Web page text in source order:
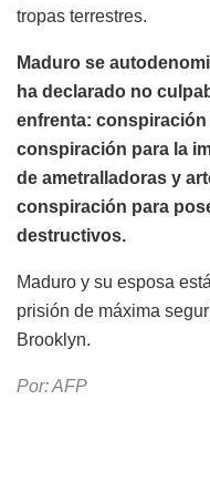
tropas terrestres.
Maduro se
ha declarado no
enfrenta:
conspiración para la
de ametralladoras y
conspiración para
destructivos.
Maduro y su esposa
prisión de máxima
Brooklyn.
Por: AFP